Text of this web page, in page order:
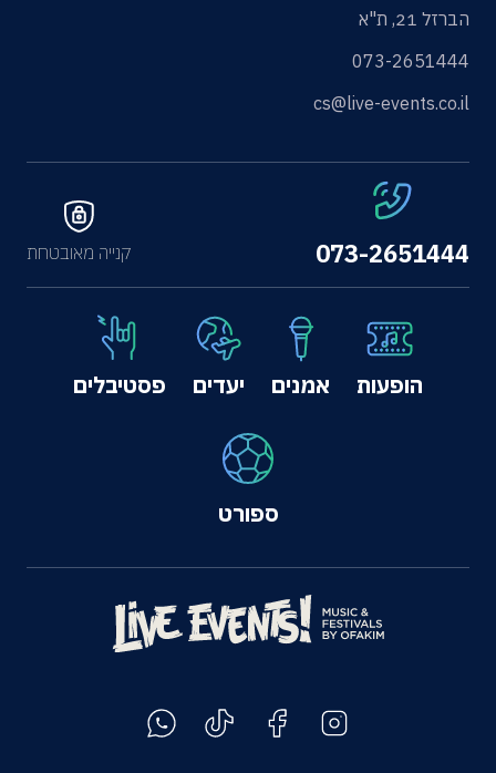
הברזל 21, ת"א
073-2651444
cs@live-events.co.il
073-2651444
הופעות אמנים יעדים פסטיבלים
ספורט
קנייה מאובטחת